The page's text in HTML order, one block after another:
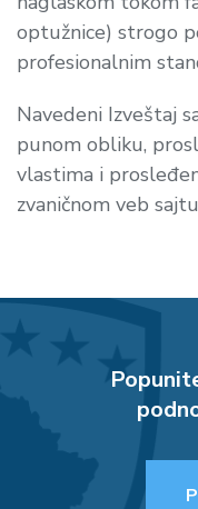
optužnice) strogo
profesionalnim
Navedeni Izveštaj
punom obliku,
vlastima i
zvaničnom veb